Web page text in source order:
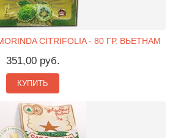
CITRIFOLIA - 80 ГР. ВЬЕТНАМ
351,00 руб.
КУПИТЬ